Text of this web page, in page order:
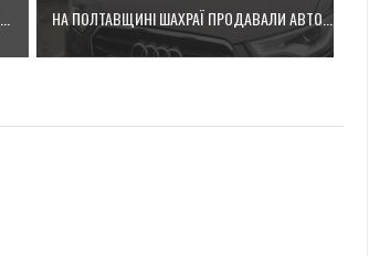
НА ПОЛТАВЩИНІ ШАХРАЇ ПРОДАВАЛИ АВТО...